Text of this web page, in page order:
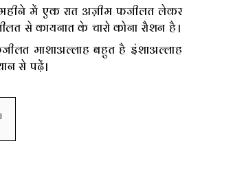
में एक रात अज़ीम फजीलत लेकर
से कायनात के चारो कोना रौशन है।
माशाअल्लाह बहुत है इंशाअल्लाह
से पढ़ें।